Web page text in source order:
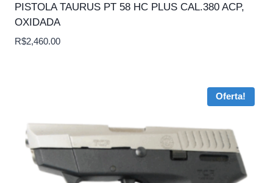
PISTOLA TAURUS PT 58 HC PLUS CAL.380 ACP,
OXIDADA
R$2,460.00
Oferta!